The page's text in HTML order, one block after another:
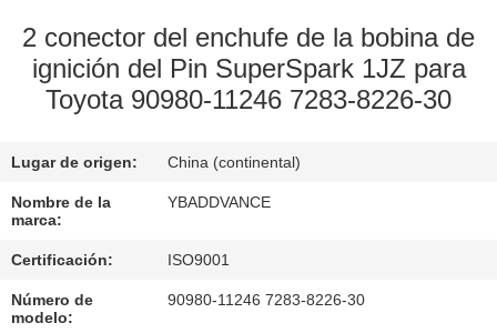
LA
FÁBRICA
DE
CALIDAD
EN
2 conector del enchufe de la bobina de
ignición del Pin SuperSpark 1JZ para
Toyota 90980-11246 7283-8226-30
Lugar de origen: China (continental)
Nombre de la
marca:
YBADDVANCE
Certificación: ISO9001
Número de
modelo:
90980-11246 7283-8226-30